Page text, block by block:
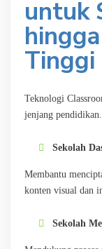
untuk
Tinggi
Teknologi
jenjang pendidikan.
Sekolah
Membantu
konten visual dan
Sekolah